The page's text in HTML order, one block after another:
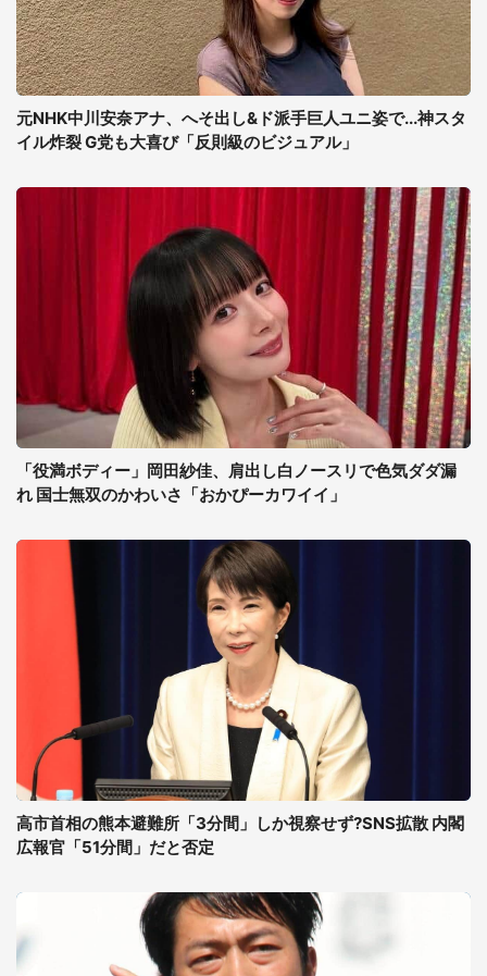
元NHK中川安奈アナ、へそ出し&ド派手巨人ユニ姿で...神スタ
イル炸裂 G党も大喜び「反則級のビジュアル」
「役満ボディー」岡田紗佳、肩出し白ノースリで色気ダダ漏
れ 国士無双のかわいさ「おかぴーカワイイ」
高市首相の熊本避難所「3分間」しか視察せず?SNS拡散 内閣
広報官「51分間」だと否定